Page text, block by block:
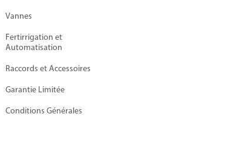
Vannes
Fertirrigation et
Automatisation
Raccords et Accessoires
Garantie Limitée
Conditions Générales